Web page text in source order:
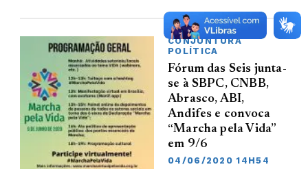
CONJUNTURA
POLÍTICA
Fórum das Seis junta-
se à SBPC, CNBB,
Abrasco, ABI,
Andifes e convoca
“Marcha pela Vida”
em 9/6
04/06/2020 14H54